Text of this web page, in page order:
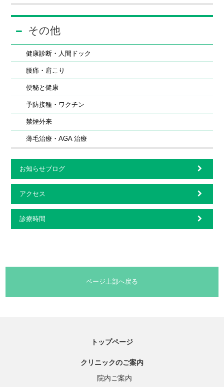
その他
健康診断・人間ドック
腰痛・肩こり
便秘と健康
予防接種・ワクチン
禁煙外来
薄毛治療・AGA 治療
お知らせブログ
アクセス
診療時間
ページ上部へ戻る
トップページ
クリニックのご案内
院内ご案内